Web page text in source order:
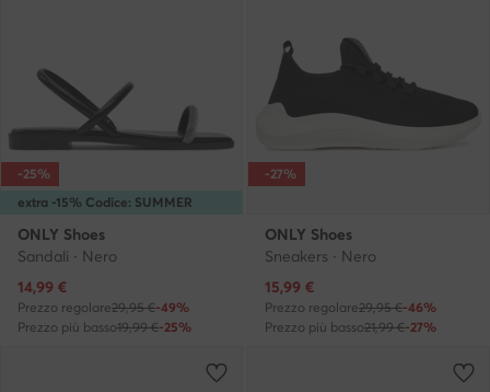
extra -15% Codice: SUMMER
-25%
ONLY Shoes
Sandali · Nero
Prezzo attuale
14,99 €
Prezzo regolare29,95 €-49%
Prezzo più basso19,99 €-25%
-27%
ONLY Shoes
Sneakers · Nero
Prezzo attuale
15,99 €
Prezzo regolare29,95 €-46%
Prezzo più basso21,99 €-27%